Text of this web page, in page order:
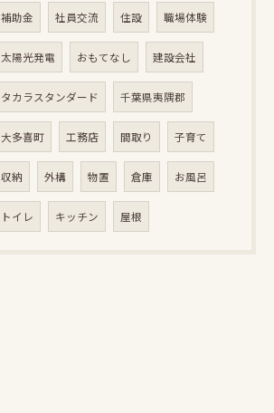
補助金 社員交流 住設 職場体験
太陽光発電 おもてなし 建設会社
タカラスタンダード 千葉県夷隅郡
大多喜町 工務店 間取り 子育て
収納 外構 物置 倉庫 お風呂
トイレ キッチン 屋根